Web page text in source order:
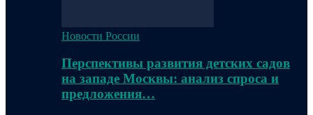
Новости России
Перспективы развития детских садов
на западе Москвы: анализ спроса и
предложения…